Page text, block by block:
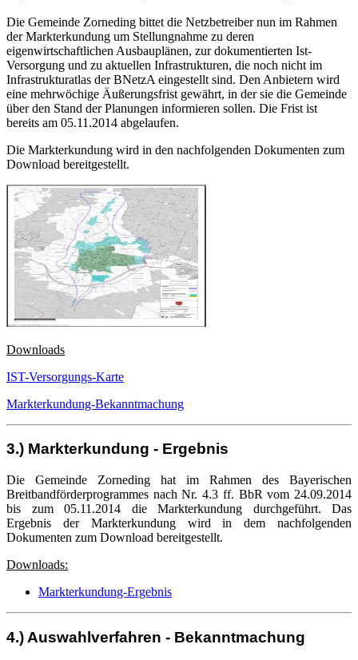
Die Gemeinde Zorneding bittet die Netzbetreiber nun im Rahmen
der Markterkundung um Stellungnahme zu deren
eigenwirtschaftlichen Ausbauplänen, zur dokumentierten Ist-
Versorgung und zu aktuellen Infrastrukturen, die noch nicht im
Infrastrukturatlas der BNetzA eingestellt sind. Den Anbietern wird
eine mehrwöchige Äußerungsfrist gewährt, in der sie die Gemeinde
über den Stand der Planungen informieren sollen. Die Frist ist
bereits am 05.11.2014 abgelaufen.
Die Markterkundung wird in den nachfolgenden Dokumenten zum
Download bereitgestellt.
Downloads
IST-Versorgungs-Karte
Markterkundung-Bekanntmachung
3.) Markterkundung - Ergebnis
Die Gemeinde Zorneding hat im Rahmen des Bayerischen
Breitbandförderprogrammes nach Nr. 4.3 ff. BbR vom 24.09.2014
bis zum 05.11.2014 die Markterkundung durchgeführt. Das
Ergebnis der Markterkundung wird in dem nachfolgenden
Dokumenten zum Download bereitgestellt.
Downloads:
Markterkundung-Ergebnis
4.) Auswahlverfahren - Bekanntmachung